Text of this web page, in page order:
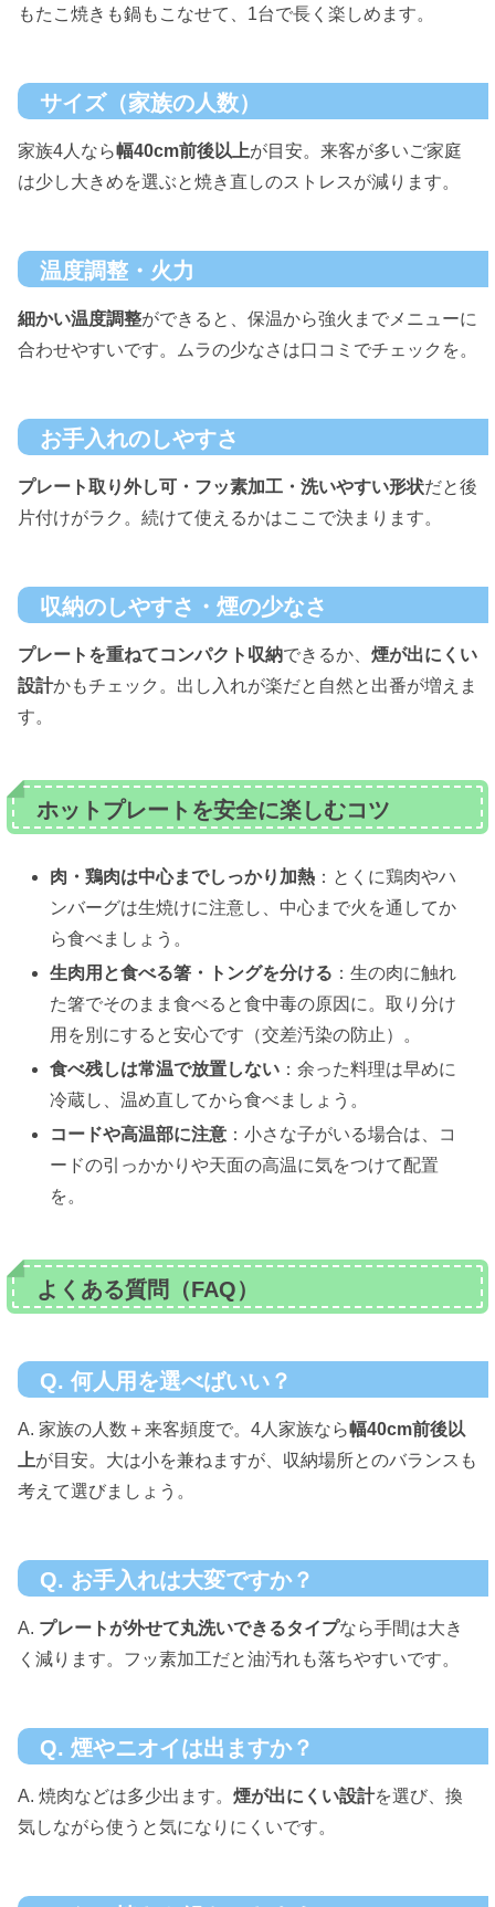
もたこ焼きも鍋もこなせて、1台で長く楽しめます。
サイズ（家族の人数）
家族4人なら幅40cm前後以上が目安。来客が多いご家庭
は少し大きめを選ぶと焼き直しのストレスが減ります。
温度調整・火力
細かい温度調整ができると、保温から強火までメニューに
合わせやすいです。ムラの少なさは口コミでチェックを。
お手入れのしやすさ
プレート取り外し可・フッ素加工・洗いやすい形状だと後
片付けがラク。続けて使えるかはここで決まります。
収納のしやすさ・煙の少なさ
プレートを重ねてコンパクト収納できるか、 煙が出にくい
設計かもチェック。出し入れが楽だと自然と出番が増えま
す。
ホットプレートを安全に楽しむコツ
肉・鶏肉は中心までしっかり加熱 ：とくに鶏肉やハ
ンバーグは生焼けに注意し、中心まで火を通してか
ら食べましょう。
生肉用と食べる箸・トングを分ける ：生の肉に触れ
た箸でそのまま食べると食中毒の原因に。取り分け
用を別にすると安心です（交差汚染の防止）。
食べ残しは常温で放置しない ：余った料理は早めに
冷蔵し、温め直してから食べましょう。
コードや高温部に注意 ：小さな子がいる場合は、コ
ードの引っかかりや天面の高温に気をつけて配置
を。
よくある質問（FAQ）
Q. 何人用を選べばいい？
A. 家族の人数＋来客頻度で。4人家族なら幅40cm前後以
上が目安。大は小を兼ねますが、収納場所とのバランスも
考えて選びましょう。
Q. お手入れは大変ですか？
A. プレートが外せて丸洗いできるタイプなら手間は大き
く減ります。フッ素加工だと油汚れも落ちやすいです。
Q. 煙やニオイは出ますか？
A. 焼肉などは多少出ます。 煙が出にくい設計を選び、換
気しながら使うと気になりにくいです。